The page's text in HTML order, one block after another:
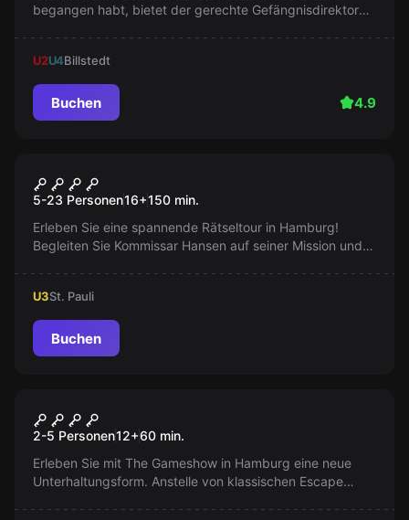
begangen habt, bietet der gerechte Gefängnisdirektor
U2U4Billstedt
Buchen 4.9
Der Fall „Fritz Honka“
5-23 Personen16+150 min.
Erleben Sie eine spannende Rätseltour in Hamburg!
Begleiten Sie Kommissar Hansen auf seiner Mission und
U3St. Pauli
Buchen
THE GAMESHOW
2-5 Personen12+60 min.
Erleben Sie mit The Gameshow in Hamburg eine neue
Unterhaltungsform. Anstelle von klassischen Escape